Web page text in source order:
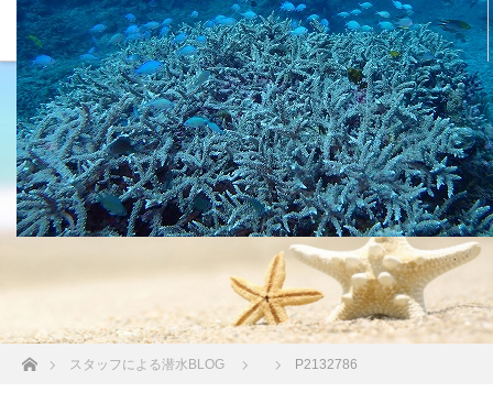
沖縄の海 BLOG
ホームスタッフによる潜水BLOG P2132786